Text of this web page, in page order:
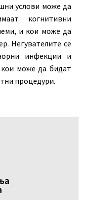
услови може да
когнитивни
и кои може да
Негувателите се
инфекции и
кои може да бидат
процедури.